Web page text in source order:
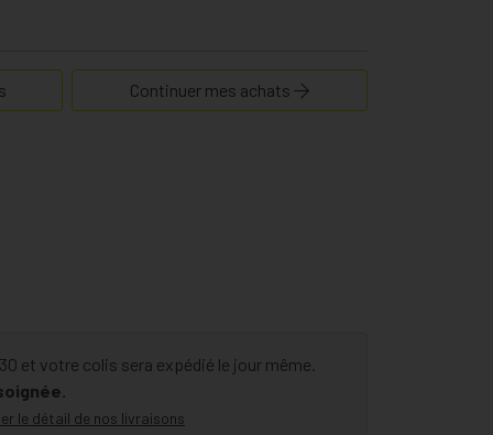
Continuer mes achats
et votre colis sera expédié le jour même.
le détail de nos livraisons